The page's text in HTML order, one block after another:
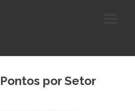
por Setor